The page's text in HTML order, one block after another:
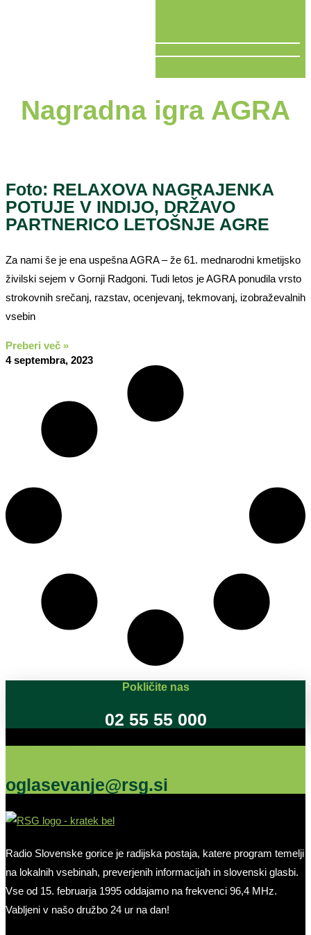
Nagradna igra AGRA
Foto: RELAXOVA NAGRAJENKA
POTUJE V INDIJO, DRŽAVO
PARTNERICO LETOŠNJE AGRE
Za nami še je ena uspešna AGRA – že 61. mednarodni kmetijsko
živilski sejem v Gornji Radgoni. Tudi letos je AGRA ponudila vrsto
strokovnih srečanj, razstav, ocenjevanj, tekmovanj, izobraževalnih
vsebin
Preberi več »
4 septembra, 2023
Pokličite nas
02 55 55 000
oglasevanje@rsg.si
Radio Slovenske gorice je radijska postaja, katere program temelji
na lokalnih vsebinah, preverjenih informacijah in slovenski glasbi.
Vse od 15. februarja 1995 oddajamo na frekvenci 96,4 MHz.
Vabljeni v našo družbo 24 ur na dan!